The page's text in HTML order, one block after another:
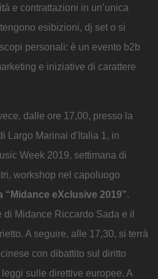
e contrattazioni in un’unica
esibizioni, dj set o si
personali: è un evento b2b
e iniziative di carattere
dalle ore 17,00, presso la
Largo Marinai d'Italia 1, in
Week 2019, settimana di
workshop nel capoluogo
“Midance eXclusive 2019”.
di Midance Riccardo Sada e il
A seguire, alle 17,30, si terrà
con dibattito sul diritto
sulle direttive europee. A